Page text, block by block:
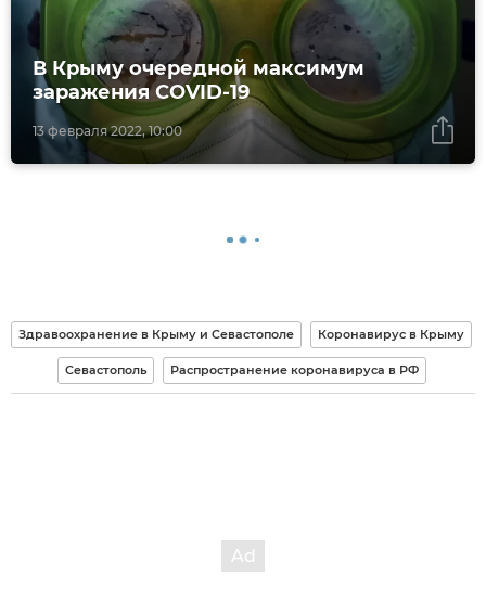
13 февраля 2022, 10:00
В Крыму очередной максимум
заражения COVID-19
Здравоохранение в Крыму и Севастополе Коронавирус в Крыму
Севастополь Распространение коронавируса в РФ